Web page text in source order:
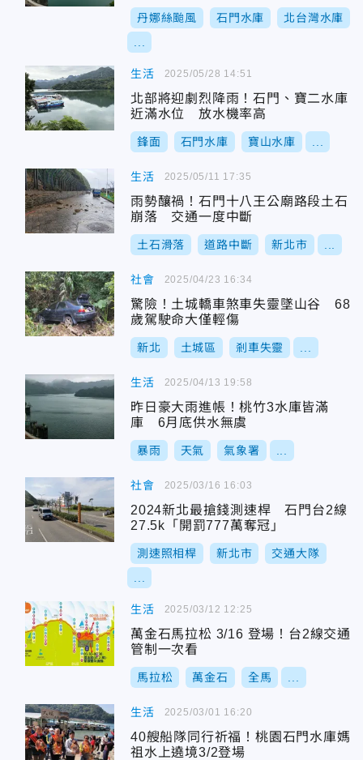
丹娜絲颱風 石門水庫 北台灣水庫
生活
北部將迎劇烈降雨！石門、寶二水庫
近滿水位 放水機率高
鋒面 石門水庫 寶山水庫
2025/05/28 14:51
生活
雨勢釀禍！石門十八王公廟路段土石
崩落 交通一度中斷
土石滑落 道路中斷 新北市
2025/05/11 17:35
社會
驚險！土城轎車煞車失靈墜山谷 68
歲駕駛命大僅輕傷
新北 土城區 剎車失靈
2025/04/23 16:34
生活
昨日豪大雨進帳！桃竹3水庫皆滿
庫 6月底供水無虞
暴雨 天氣 氣象署
2025/04/13 19:58
社會
2024新北最搶錢測速桿 石門台2線
27.5k「開罰777萬奪冠」
測速照相桿 新北市 交通大隊
2025/03/16 16:03
生活
萬金石馬拉松 3/16 登場！台2線交通
管制一次看
馬拉松 萬金石 全馬
2025/03/12 12:25
生活
40艘船隊同行祈福！桃園石門水庫媽
祖水上遶境3/2登場
2025/03/01 16:20